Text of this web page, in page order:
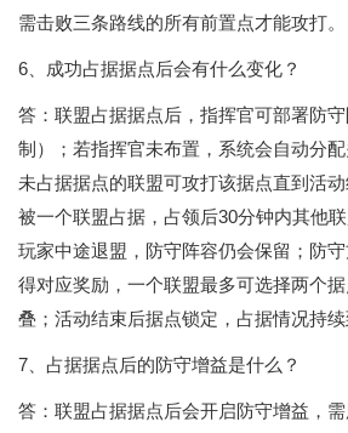
需击败三条路线的所有前置点才能攻打。
6、成功占据据点后会有什么变化？
答：联盟占据据点后，指挥官可部署防
制）；若指挥官未布置，系统会自动分
未占据据点的联盟可攻打该据点直到活
被一个联盟占据，占领后30分钟内其他
玩家中途退盟，防守阵容仍会保留；防
得对应奖励，一个联盟最多可选择两个
叠；活动结束后据点锁定，占据情况持续
7、占据据点后的防守增益是什么？
答：联盟占据据点后会开启防守增益，